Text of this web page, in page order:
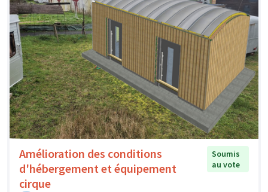
Amélioration des conditions
d'hébergement et équipement
cirque
Soumis
au vote